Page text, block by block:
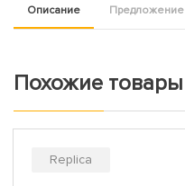
Описание Предложение
Похожие товары
Replica